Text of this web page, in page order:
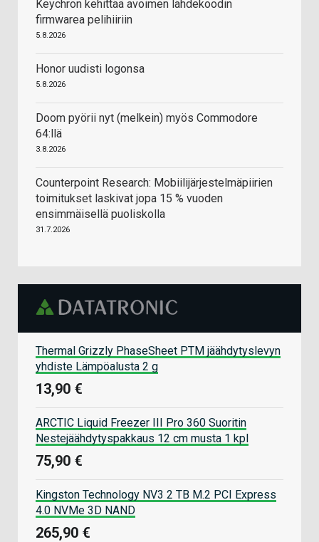
Keychron kehittää avoimen lähdekoodin
firmwarea pelihiiriin
5.8.2026
Honor uudisti logonsa
5.8.2026
Doom pyörii nyt (melkein) myös Commodore
64:llä
3.8.2026
Counterpoint Research: Mobiilijärjestelmäpiirien
toimitukset laskivat jopa 15 % vuoden
ensimmäisellä puoliskolla
31.7.2026
Thermal Grizzly PhaseSheet PTM jäähdytyslevyn
yhdiste Lämpöalusta 2 g
13,90 €
ARCTIC Liquid Freezer III Pro 360 Suoritin
Nestejäähdytyspakkaus 12 cm musta 1 kpl
75,90 €
Kingston Technology NV3 2 TB M.2 PCI Express
4.0 NVMe 3D NAND
265,90 €